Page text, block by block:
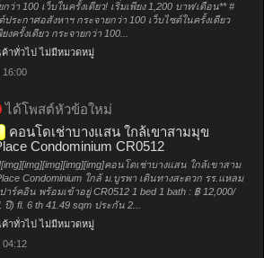
ว่า 100 เว็บในครั้งเดียว! เริ่มเพียง 1,200 บาท/เดือน** #
ระกาศอสังหาฯ กระจายกว่า 100 เว็บไซต์ในครั้งเดียว
งครั้งเดียว กระจายกว่า 100...
าทั่วไป ไม่มีหมวดหมู่
ได้โพสต์หัวข้อใหม่
คอนโดเช่าบางแสน ใกล้เขาสามมุข
Condominium CR0512
คอนโดเช่าบางแสน ใกล้เขาสาม
Condominium ใกล้ ม.บูรพา เดินทางสะดวก รร.แหลม
ร์คอิน พร้อมเข้าอยู่ CR0512 1 bed 1 bath : ฿ 12,000/
) fl. 6 th 41.49 sqm ประกัน 2...
าทั่วไป ไม่มีหมวดหมู่